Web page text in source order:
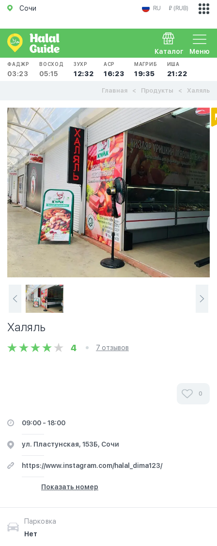
Сочи RU ₽ (RUB)
Меню
Каталог
ФАДЖР
03:23
ВОСХОД
05:15
ЗУХР
12:32
АСР
16:23
МАГРИБ
19:35
ИША
21:22
Главная Продукты Халяль
Халяль
4 7 отзывов
0
09:00 - 18:00
ул. Пластунская, 153Б, Сочи
https://www.instagram.com/halal_dima123/
Показать номер
Парковка
Нет